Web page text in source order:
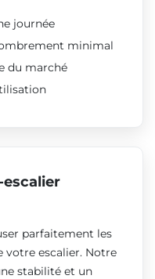
journée
minimal
du marché
parfaitement les
votre escalier. Notre
stabilité et un